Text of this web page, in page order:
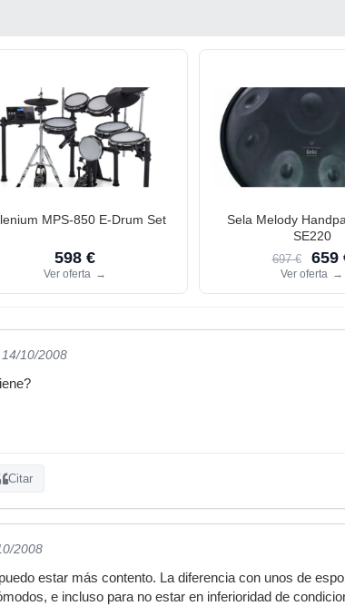
MPS-850 E-Drum Set
598 €
Ver oferta →
Sela Melody
SE220
697 € 659
Ver oferta →
10/2008
Citar
2008
estar más contento. La diferencia con unos de
e incluso para no estar en inferioridad de